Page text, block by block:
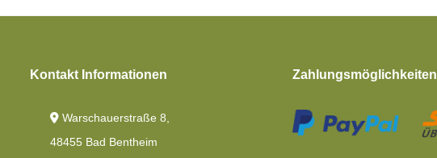
Kontakt Informationen
Warschauerstraße 8,
48455 Bad Bentheim
Zahlungsmöglichkeiten